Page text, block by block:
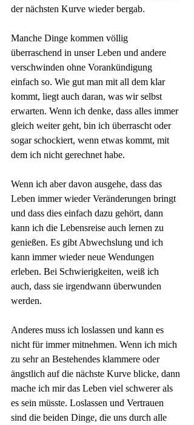
der nächsten Kurve wieder bergab.
Manche Dinge kommen völlig
überraschend in unser Leben und andere
verschwinden ohne Vorankündigung
einfach so. Wie gut man mit all dem klar
kommt, liegt auch daran, was wir selbst
erwarten. Wenn ich denke, dass alles immer
gleich weiter geht, bin ich überrascht oder
sogar schockiert, wenn etwas kommt, mit
dem ich nicht gerechnet habe.
Wenn ich aber davon ausgehe, dass das
Leben immer wieder Veränderungen bringt
und dass dies einfach dazu gehört, dann
kann ich die Lebensreise auch lernen zu
genießen. Es gibt Abwechslung und ich
kann immer wieder neue Wendungen
erleben. Bei Schwierigkeiten, weiß ich
auch, dass sie irgendwann überwunden
werden.
Anderes muss ich loslassen und kann es
nicht für immer mitnehmen. Wenn ich mich
zu sehr an Bestehendes klammere oder
ängstlich auf die nächste Kurve blicke, dann
mache ich mir das Leben viel schwerer als
es sein müsste. Loslassen und Vertrauen
sind die beiden Dinge, die uns durch alle